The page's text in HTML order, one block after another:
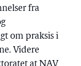
fra
om praksis i
Videre